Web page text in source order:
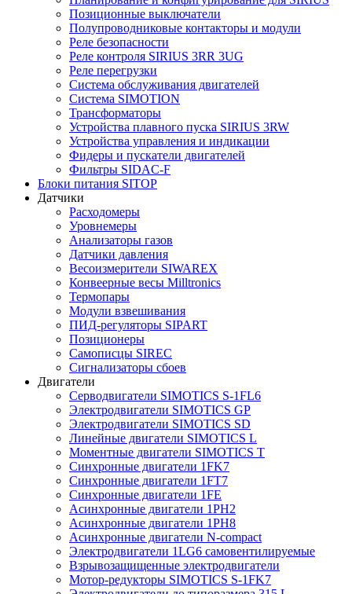
Позиционные выключатели
Полупроводниковые контакторы и модули
Реле безопасности
Реле контроля SIRIUS 3RR 3UG
Реле перегрузки
Сиcтема обслуживания двигателей
Система SIMOTION
Трансформаторы
Устройства плавного пуска SIRIUS 3RW
Устройства управления и индикации
Фидеры и пускатели двигателей
Фильтры SIDAC-F
Блоки питания SITOP
Датчики
Расходомеры
Уровнемеры
Анализаторы газов
Датчики давления
Весоизмерители SIWAREX
Конвеерные весы Milltronics
Термопары
Модули взвешивания
ПИД-регуляторы SIPART
Позиционеры
Самописцы SIREC
Сигнализаторы сбоев
Двигатели
Серводвигатели SIMOTICS S-1FL6
Электродвигатели SIMOTICS GP
Электродвигатели SIMOTICS SD
Линейные двигатели SIMOTICS L
Моментные двигатели SIMOTICS T
Синхронные двигатели 1FK7
Синхронные двигатели 1FT7
Синхронные двигатели 1FE
Асинхронные двигатели 1PH2
Асинхронные двигатели 1PH8
Асинхронные двигатели N-compact
Электродвигатели 1LG6 cамовентилируемые
Взрывозащищенные электродвигатели
Мотор-редукторы SIMOTICS S-1FK7